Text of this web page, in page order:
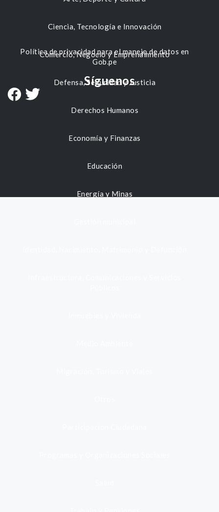
Ciencia, Tecnología e Innovación
Comercio, Negocio y Emprendimiento
Defensa, Seguridad y Justicia
Derechos Humanos
Economía y Finanzas
Educación
Energía y Minas
Política de privacidad para el manejo de datos en
Gob.pe
Síguenos